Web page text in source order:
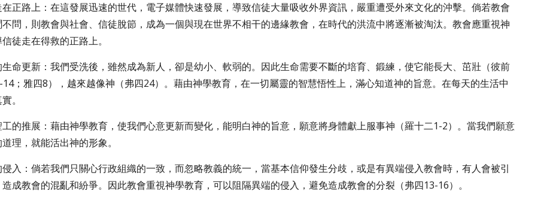
在正路上：在這發展迅速的世代，電子媒體快速發展，導致信徒大量吸收外界資訊，嚴重遭受外來文化的沖擊。倘若教會
問，則教會與社會、信徒脫節，成為一個與現在世界不相干的邊緣教會，在時代的洪流中將逐漸被淘汰。教會應重視神
徒走在得救的正路上。
生命更新：我們受洗後，雖然成為新人，卻是幼小、軟弱的。因此生命需要不斷的培育、鍛練，使它能長大、茁壯（彼前
；雅四8），越來越像神（弗四24）。藉由神學教育，在一切屬靈的智慧悟性上，滿心知道神的旨意。在每天的生活中
。
工的推展：藉由神學教育，使我們心意更新而變化，能明白神的旨意，願意將身體獻上服事神（羅十二1-2）。當我們願意
理，就能活出神的形象。
侵入：倘若我們只關心行政組織的一致，而忽略教義的統一，當基本信仰發生分歧，或是有異端侵入教會時，有人會被引
成教會的混亂和紛爭。因此教會重視神學教育，可以阻隔異端的侵入，避免造成教會的分裂（弗四13-16）。